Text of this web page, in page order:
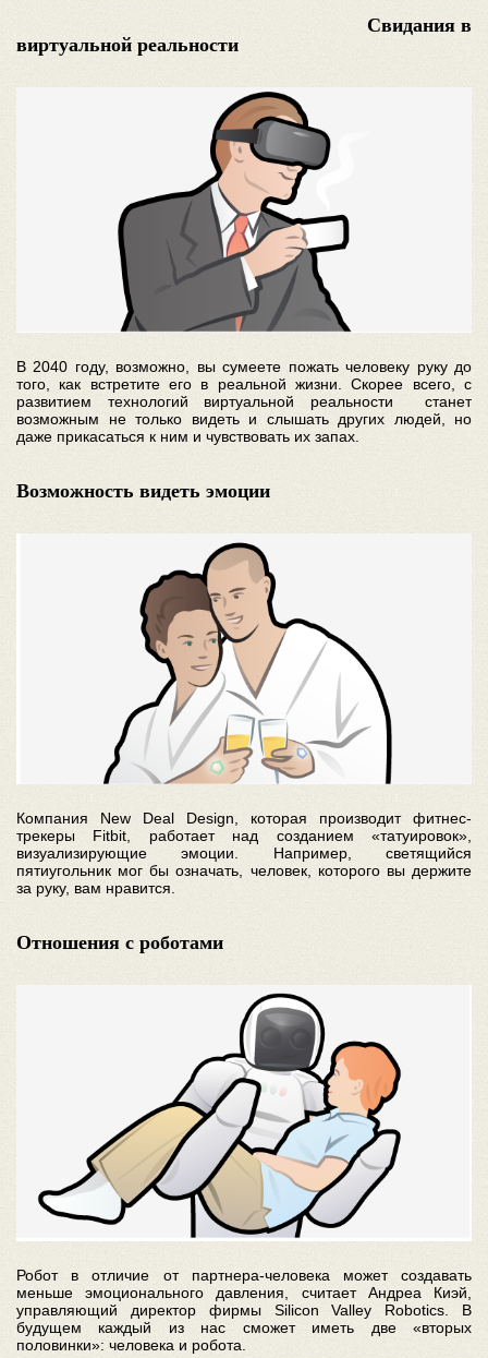
Свидания в
виртуальной реальности
В 2040 году, возможно, вы сумеете пожать человеку руку до
того, как встретите его в реальной жизни. Скорее всего, с
развитием технологий виртуальной реальности станет
возможным не только видеть и слышать других людей, но
даже прикасаться к ним и чувствовать их запах.
Возможность видеть эмоции
Компания New Deal Design, которая производит фитнес-
трекеры Fitbit, работает над созданием «татуировок»,
визуализирующие эмоции. Например, светящийся
пятиугольник мог бы означать, человек, которого вы держите
за руку, вам нравится.
Отношения с роботами
Робот в отличие от партнера-человека может создавать
меньше эмоционального давления, считает Андреа Киэй,
управляющий директор фирмы Silicon Valley Robotics. В
будущем каждый из нас сможет иметь две «вторых
половинки»: человека и робота.